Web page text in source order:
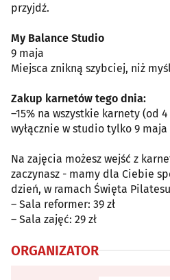
przyjdź.
My Balance Studio
9 maja
Miejsca znikną szybciej, niż
Zakup karnetów tego dnia:
–15% na wszystkie karnety (od
wyłącznie w studio tylko 9 maja
Na zajęcia możesz wejść z
zaczynasz - mamy dla Ciebie
dzień, w ramach Święta
– Sala reformer: 39 zł
– Sala zajęć: 29 zł
ORGANIZATOR